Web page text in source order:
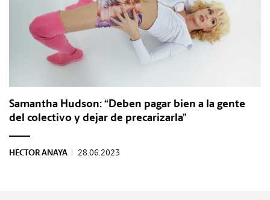
Samantha Hudson: “Deben pagar bien a la gente
del colectivo y dejar de precarizarla”
HÉCTOR ANAYA | 28.06.2023